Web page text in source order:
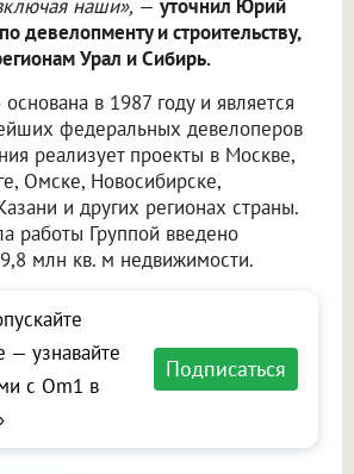
наши», — уточнил Юрий
девелопменту и строительству,
Урал и Сибирь.
в 1987 году и является
федеральных девелоперов
реализует проекты в Москве,
Омске, Новосибирске,
и других регионах страны.
работы Группой введено
млн кв. м недвижимости.
— узнавайте
с Om1 в
Подписаться